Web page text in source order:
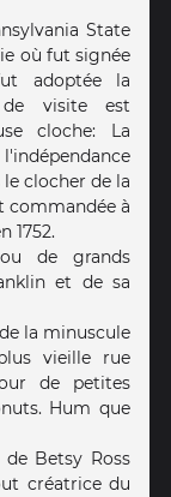
State
où fut signée
adoptée la
de visite est
cloche: La
clocher de la
commandée à
1752.
de grands
et de sa
la minuscule
vieille rue
de petites
Hum que
Betsy Ross
créatrice du